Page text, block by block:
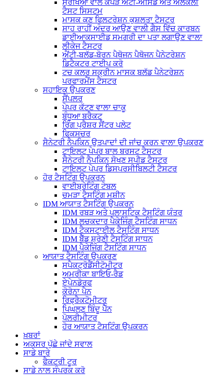
ਸੁਰੱਖਿਆ ਵਾਲੇ ਕੱਪੜੇ ਐਂਟੀ-ਐਸਿਡ ਅਤੇ ਅਲਕਲੀ
ਟੈਸਟ ਸਿਸਟਮ
ਮਾਸਕ ਕਣ ਫਿਲਟਰੇਸ਼ਨ ਕੁਸ਼ਲਤਾ ਟੈਸਟਰ
ਸਾਹ ਰਾਹੀਂ ਅੰਦਰ ਆਉਣ ਵਾਲੀ ਗੈਸ ਵਿੱਚ ਕਾਰਬਨ
ਡਾਈਆਕਸਾਈਡ ਸਮਗਰੀ ਦਾ ਪਤਾ ਲਗਾਉਣ ਵਾਲਾ
ਲੀਕੇਜ ਟੈਸਟਰ
ਐਂਟੀ-ਬਲੱਡ-ਬੋਰਨ ਪੈਥੋਜਨ ਪੈਥੋਜਨ ਪੈਨੇਟਰੇਸ਼ਨ
ਡਿਟੈਕਟਰ ਟਾਈਪ ਕਰੋ
ਟਚ ਕਲਰ ਸਕ੍ਰੀਨ ਮਾਸਕ ਬਲੱਡ ਪੈਨੇਟਰੇਸ਼ਨ
ਪਰਫਾਰਮੈਂਸ ਟੈਸਟਰ
ਸਹਾਇਕ ਉਪਕਰਣ
ਸੈਂਪਲਰ
ਪੇਪਰ ਕੱਟਣ ਵਾਲਾ ਚਾਕੂ
ਬੰਧੂਆ ਬਰੈਕਟ
ਰਿੰਗ ਪ੍ਰੈਸ਼ਰ ਸੈਂਟਰ ਪਲੇਟ
ਫਿਕਸਚਰ
ਸੈਨੇਟਰੀ ਨੈਪਕਿਨ ਉਤਪਾਦਾਂ ਦੀ ਜਾਂਚ ਕਰਨ ਵਾਲਾ ਉਪਕਰਣ
ਟਾਇਲਟ ਪੇਪਰ ਬਾਲ ਬਰਸਟ ਟੈਸਟਰ
ਸੈਨੇਟਰੀ ਨੈਪਕਿਨ ਸੋਖਣ ਸਪੀਡ ਟੈਸਟਰ
ਟਾਇਲਟ ਪੇਪਰ ਡਿਸਪਰਸੀਬਿਲਟੀ ਟੈਸਟਰ
ਹੋਰ ਟੈਸਟਿੰਗ ਉਪਕਰਨ
ਵਾਈਬ੍ਰੇਟਿੰਗ ਟੇਬਲ
ਚਮੜਾ ਟੈਸਟਿੰਗ ਮਸ਼ੀਨ
IDM ਆਯਾਤ ਟੈਸਟਿੰਗ ਉਪਕਰਨ
IDM ਰਬੜ ਅਤੇ ਪਲਾਸਟਿਕ ਟੈਸਟਿੰਗ ਯੰਤਰ
IDM ਲਚਕਦਾਰ ਪੈਕੇਜਿੰਗ ਟੈਸਟਿੰਗ ਸਾਧਨ
IDM ਟੈਕਸਟਾਈਲ ਟੈਸਟਿੰਗ ਸਾਧਨ
IDM ਬੈੱਡ ਸ਼੍ਰੇਣੀ ਟੈਸਟਿੰਗ ਸਾਧਨ
IDM ਪੈਕੇਜਿੰਗ ਟੈਸਟਿੰਗ ਸਾਧਨ
ਆਯਾਤ ਟੈਸਟਿੰਗ ਉਪਕਰਣ
ਸਪੈਕਟ੍ਰੋਡੈਂਸੀਟੋਮੀਟਰ
ਅਮਰੀਕਾ ਬਾਇਓ-ਰੈਡ
ਏਪੇਨਡੋਰਫ
ਕੋਰੋਨਾ ਪੈਨ
ਰਿਫ੍ਰੈਕਟੋਮੀਟਰ
ਪਿਘਲਣ ਬਿੰਦੂ ਪੈੱਨ
ਪੋਲਰੀਮੀਟਰ
ਹੋਰ ਆਯਾਤ ਟੈਸਟਿੰਗ ਉਪਕਰਨ
ਖ਼ਬਰਾਂ
ਅਕਸਰ ਪੁੱਛੇ ਜਾਂਦੇ ਸਵਾਲ
ਸਾਡੇ ਬਾਰੇ
ਫੈਕਟਰੀ ਟੂਰ
ਸਾਡੇ ਨਾਲ ਸੰਪਰਕ ਕਰੋ